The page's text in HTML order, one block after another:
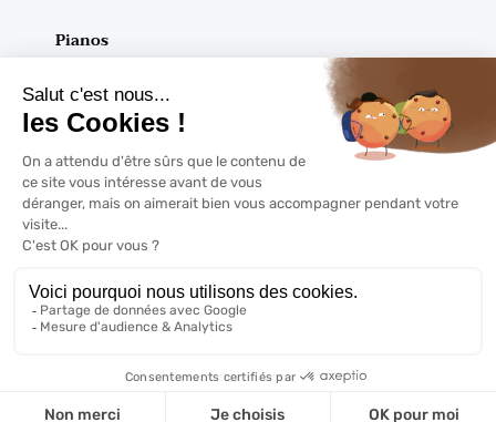
Pianos
Acoustiques
Numériques
Ouverture du magasin
Horaires :
De 9h30 à 12h30 et de 14h à 18h sur RDV
À noter
Copyrights @2022 | Pianormandie - Tout droits réservés -